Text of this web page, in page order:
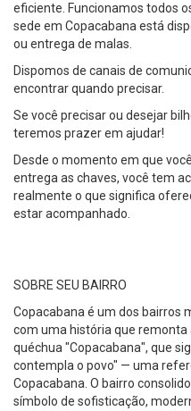
eficiente. Funcionamos todos
sede em Copacabana está
ou entrega de malas.
Dispomos de canais de
encontrar quando precisar.
Se você precisar ou desejar
teremos prazer em ajudar!
Desde o momento em que
entrega as chaves, você tem
realmente o que significa
estar acompanhado.
SOBRE SEU BAIRRO
Copacabana é um dos bairros
com uma história que remonta
quéchua "Copacabana", que
contempla o povo" — uma
Copacabana. O bairro
símbolo de sofisticação,